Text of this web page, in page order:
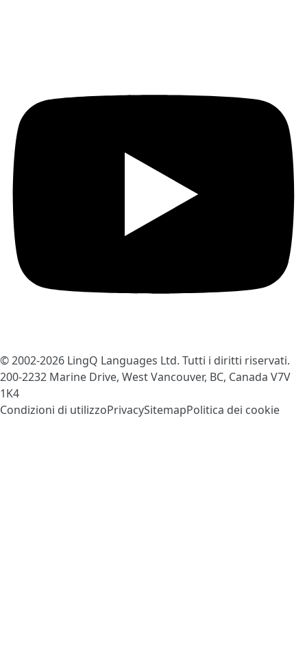
© 2002-2026 LingQ Languages Ltd. Tutti i diritti riservati.
200-2232 Marine Drive, West Vancouver, BC, Canada V7V
1K4
Condizioni di utilizzoPrivacySitemapPolitica dei cookie